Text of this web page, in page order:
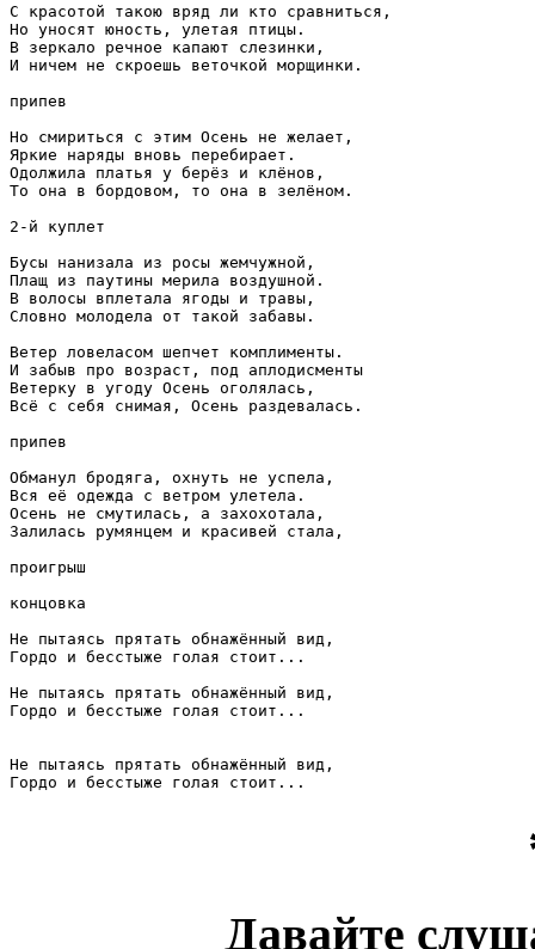
С красотой такою вряд ли кто сравниться,
Но уносят юность, улетая птицы.
В зеркало речное капают слезинки,
И ничем не скроешь веточкой морщинки.
припев
Но смириться с этим Осень не желает,
Яркие наряды вновь перебирает.
Одолжила платья у берёз и клёнов,
То она в бордовом, то она в зелёном.
2-й куплет
Бусы нанизала из росы жемчужной,
Плащ из паутины мерила воздушной.
В волосы вплетала ягоды и травы,
Словно молодела от такой забавы.
Ветер ловеласом шепчет комплименты.
И забыв про возраст, под аплодисменты
Ветерку в угоду Осень оголялась,
Всё с себя снимая, Осень раздевалась.
припев
Обманул бродяга, охнуть не успела,
Вся её одежда с ветром улетела.
Осень не смутилась, а захохотала,
Залилась румянцем и красивей стала,
проигрыш
концовка
Не пытаясь прятать обнажённый вид,
Гордо и бесстыже голая стоит...
Не пытаясь прятать обнажённый вид,
Гордо и бесстыже голая стоит...
Не пытаясь прятать обнажённый вид,
Гордо и бесстыже голая стоит...
Давайте